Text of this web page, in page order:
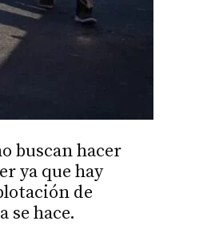
buscan hacer
ya que hay
de
se hace.